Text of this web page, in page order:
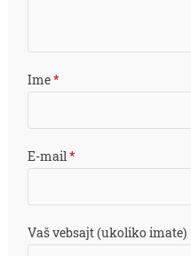
Ime*
E-mail*
Vaš vebsajt (ukoliko imate)